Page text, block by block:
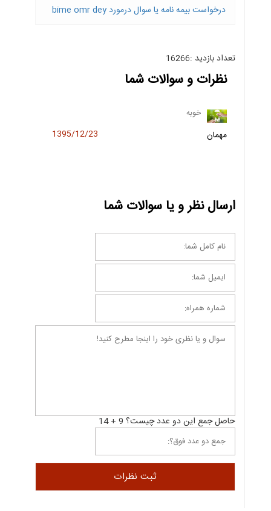
درخواست بیمه نامه یا سوال درمورد bime omr dey
تعداد بازدید :16266
نظرات و سوالات شما
مهمان
خوبه
1395/12/23
ارسال نظر و یا سوالات شما
حاصل جمع این دو عدد چیست؟ 9 + 14